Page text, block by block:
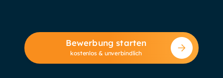
Bewerbung starten
kostenlos & unverbindlich